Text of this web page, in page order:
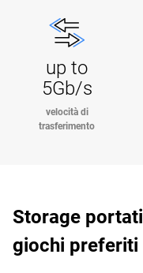
up to
5Gb/s
velocità di
trasferimento
Storage
giochi preferiti